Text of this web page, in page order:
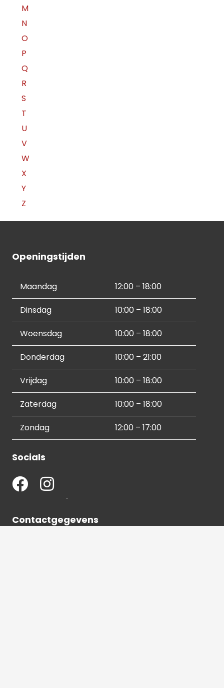
M
N
O
P
Q
R
S
T
U
V
W
X
Y
Z
Openingstijden
Maandag 12:00 – 18:00
Dinsdag 10:00 – 18:00
Woensdag 10:00 – 18:00
Donderdag 10:00 – 21:00
Vrijdag 10:00 – 18:00
Zaterdag 10:00 – 18:00
Zondag 12:00 – 17:00
Socials
Contactgegevens